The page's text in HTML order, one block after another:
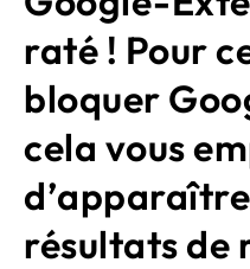
raté ! Pour
bloquer
cela vous
résultats de